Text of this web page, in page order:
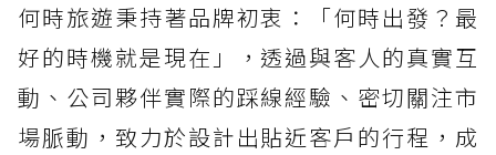
何時旅遊秉持著品牌初衷：「何時出發？最
好的時機就是現在」，透過與客人的真實互
動、公司夥伴實際的踩線經驗、密切關注市
場脈動，致力於設計出貼近客戶的行程，成